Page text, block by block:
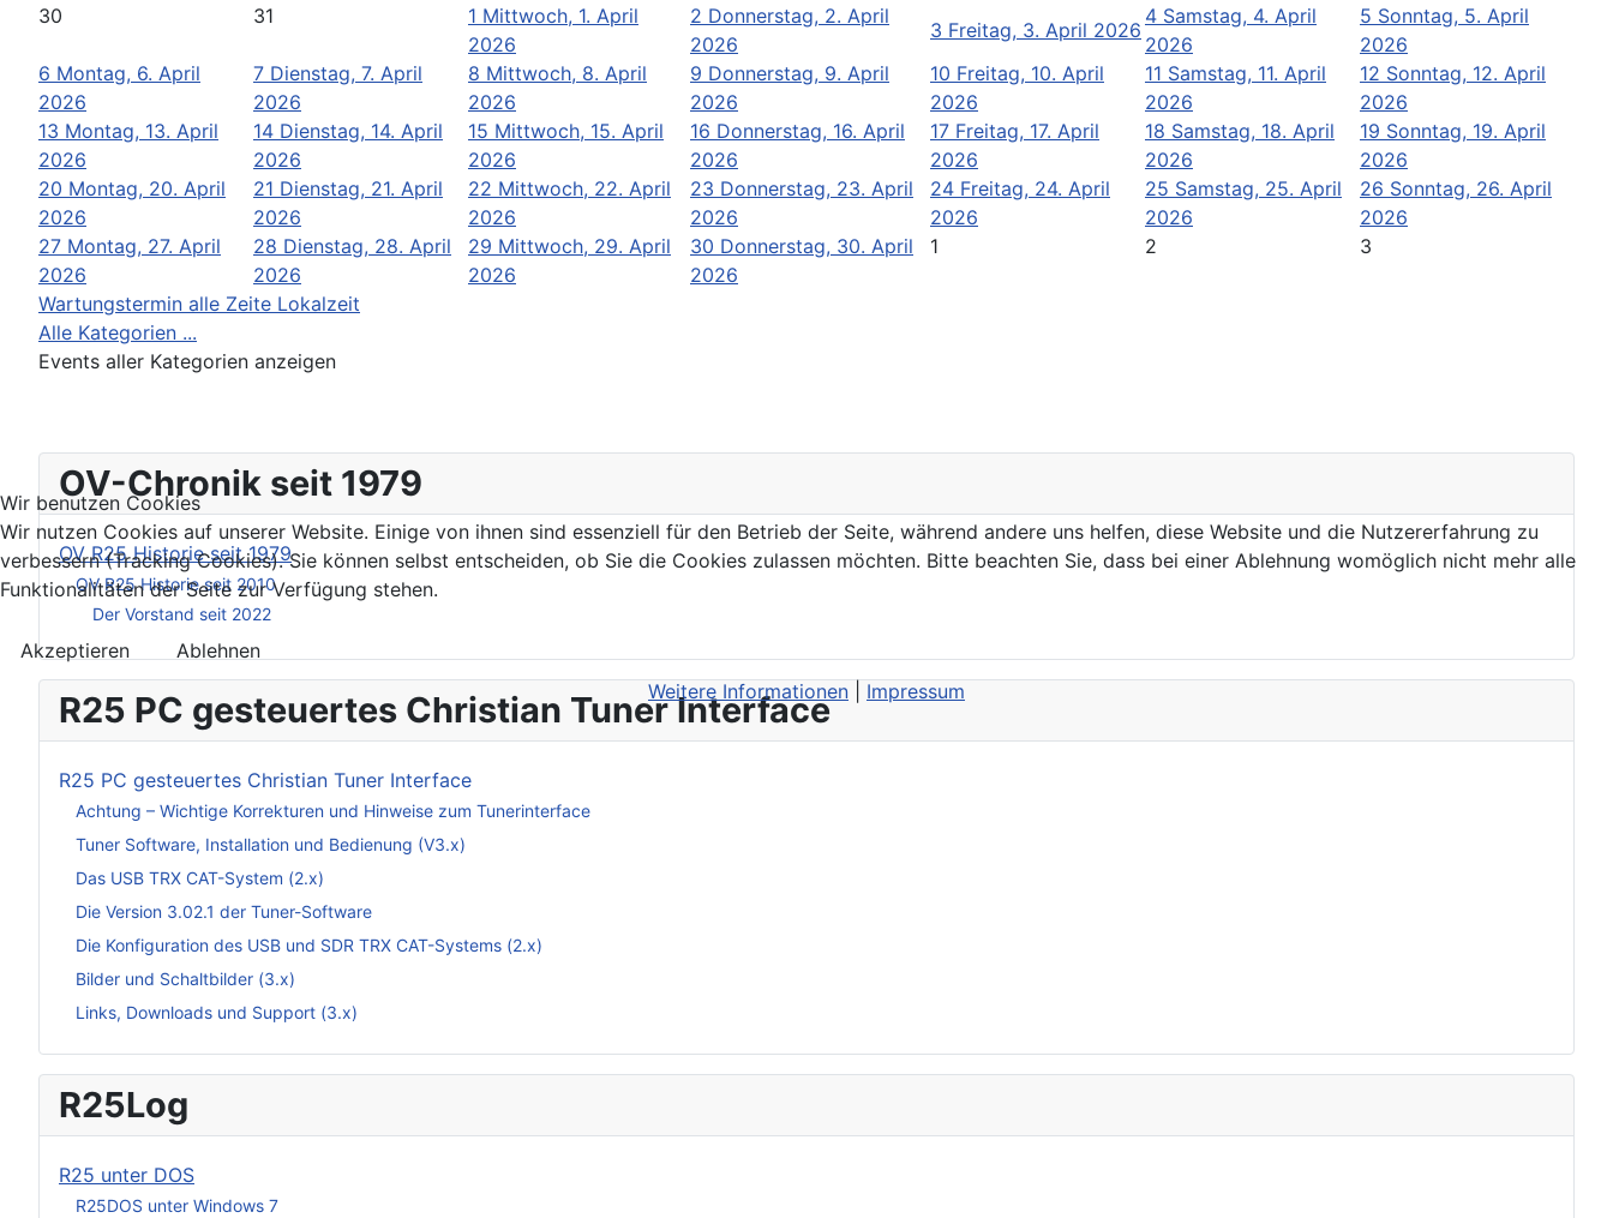
OV-Chronik seit 1979
OV R25 Historie seit 1979
OV R25 Historie seit 2010
Der Vorstand seit 2022
R25 PC gesteuertes Christian Tuner Interface
R25 PC gesteuertes Christian Tuner Interface
Achtung – Wichtige Korrekturen und Hinweise zum Tunerinterface
Tuner Software, Installation und Bedienung (V3.x)
Das USB TRX CAT-System (2.x)
Die Version 3.02.1 der Tuner-Software
Die Konfiguration des USB und SDR TRX CAT-Systems (2.x)
Bilder und Schaltbilder (3.x)
Links, Downloads und Support (3.x)
R25Log
R25 unter DOS
R25DOS unter Windows 7
30
31 1 Mittwoch, 1. April
2026
2 Donnerstag, 2. April
2026
3 Freitag, 3. April 2026
4 Samstag, 4. April
2026
5 Sonntag, 5. April
2026
6 Montag, 6. April
2026
7 Dienstag, 7. April
2026
8 Mittwoch, 8. April
2026
9 Donnerstag, 9. April
2026
10 Freitag, 10. April
2026
11 Samstag, 11. April
2026
12 Sonntag, 12. April
2026
13 Montag, 13. April
2026
14 Dienstag, 14. April
2026
15 Mittwoch, 15. April
2026
16 Donnerstag, 16. April
2026
17 Freitag, 17. April
2026
18 Samstag, 18. April
2026
19 Sonntag, 19. April
2026
20 Montag, 20. April
2026
21 Dienstag, 21. April
2026
22 Mittwoch, 22. April
2026
23 Donnerstag, 23. April
2026
24 Freitag, 24. April
2026
25 Samstag, 25. April
2026
26 Sonntag, 26. April
2026
27 Montag, 27. April
2026
28 Dienstag, 28. April
2026
29 Mittwoch, 29. April
2026
30 Donnerstag, 30. April
2026
1 2 3
Wartungstermin alle Zeite Lokalzeit
Alle Kategorien ...
Events aller Kategorien anzeigen
Wir benutzen Cookies
Wir nutzen Cookies auf unserer Website. Einige von ihnen sind essenziell für den Betrieb der Seite, während andere uns helfen, diese Website und die Nutzererfahrung zu
verbessern (Tracking Cookies). Sie können selbst entscheiden, ob Sie die Cookies zulassen möchten. Bitte beachten Sie, dass bei einer Ablehnung womöglich nicht mehr alle
Funktionalitäten der Seite zur Verfügung stehen.
Akzeptieren
Ablehnen
Weitere Informationen
Impressum